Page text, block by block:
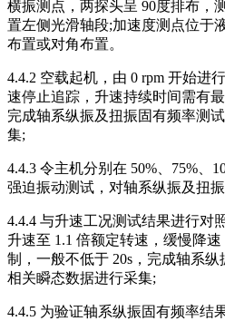
横振测点，两探头呈 90度排布，
置左侧光滑轴段;加速度测点位于
布置或对角布置。
4.4.2 空载起机，由 0 rpm 开始进
速停止追踪，升速持续时间需有
完成轴系纵振及扭振固有频率测
集;
4.4.3 令主机分别在 50%、75%、
强迫振动测试，对轴系纵振及扭
4.4.4 与升速工况测试结果进行对
升速至 1.1 倍额定转速，缓慢降
制，一般不低于 20s，完成轴系
相关瞬态数据进行采集;
4.4.5 为验证轴系纵振固有频率结